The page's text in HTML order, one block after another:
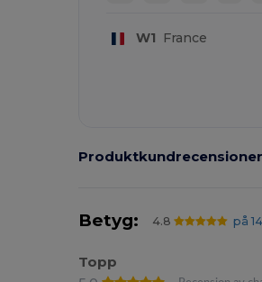
W1 France
Produktkundrecensioner
Betyg: 4.8 på
Topp